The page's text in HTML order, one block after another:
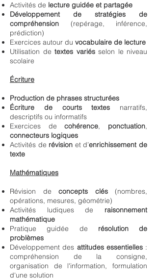
Activités de lecture guidée et partagée
Développement de stratégies de
compréhension (repérage, inférence,
prédiction)
Exercices autour du vocabulaire de lecture
Utilisation de textes variésselon le niveau
scolaire
Écriture
Production de phrases structurées
Écriture de courts textes narratifs,
descriptifs ou informatifs
Exercices decohérence, ponctuation,
connecteurs logiques
Activités de révision et d’enrichissement de
texte
Mathématiques
Révision de concepts clés(nombres,
opérations, mesures, géométrie)
Activités ludiques de raisonnement
mathématique
Pratique guidée de résolution de
problèmes
Développement des attitudes essentielles:
compréhension de la consigne,
organisation de l'information, formulation
d'une solution